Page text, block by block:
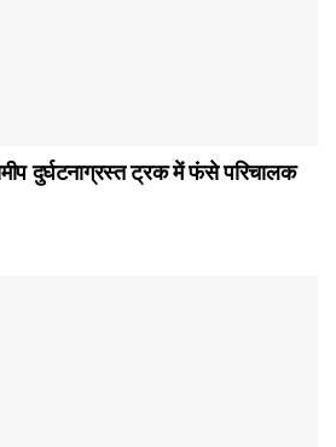
दुर्घटनाग्रस्त ट्रक में फंसे परिचालक